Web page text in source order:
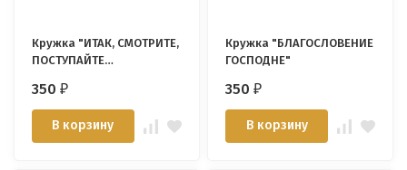
Кружка "ИТАК, СМОТРИТЕ,
ПОСТУПАЙТЕ
350₽
В корзину
Кружка "БЛАГОСЛОВЕНИЕ
ГОСПОДНЕ"
350₽
В корзину